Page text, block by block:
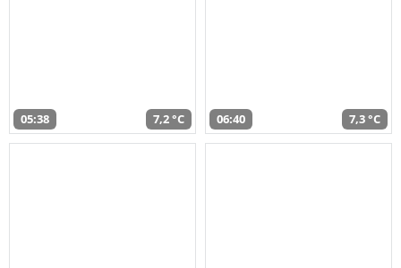
05:38 7,2 °C 06:40 7,3 °C